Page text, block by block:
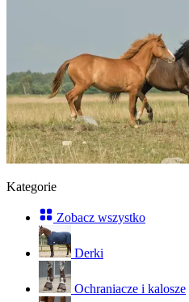
Kategorie
Zobacz wszystko
Derki
Ochraniacze i kalosze